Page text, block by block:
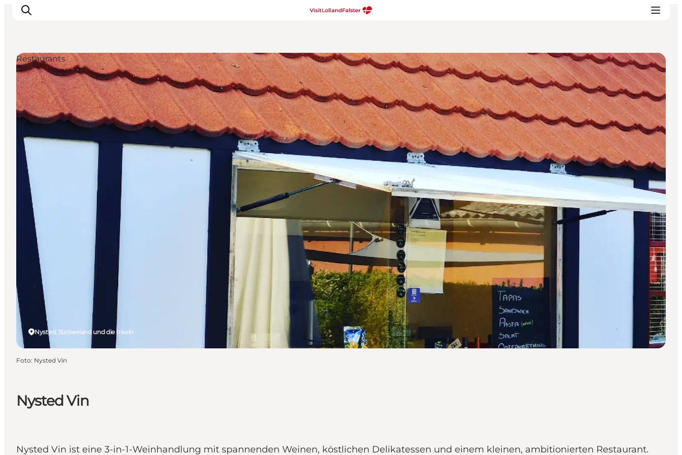
Natur und Outdoor
Familienurlaub
Kultur
Gastronomie
Urlaubsplaner
Nysted Vin
Nysted Vin ist eine 3-in-1-Weinhandlung mit spannenden Weinen, köstlichen Delikatessen und einem kleinen, ambitionierten Restaurant.
Nysted, Südseeland und die Inseln
Restaurants
Foto: Nysted Vin